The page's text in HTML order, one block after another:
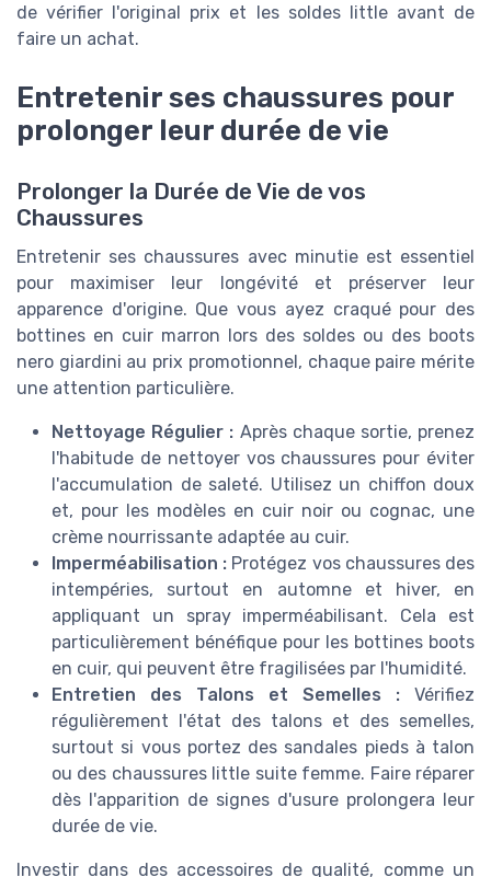
de vérifier l'original prix et les soldes little avant de
faire un achat.
Entretenir ses chaussures pour
prolonger leur durée de vie
Prolonger la Durée de Vie de vos
Chaussures
Entretenir ses chaussures avec minutie est essentiel
pour maximiser leur longévité et préserver leur
apparence d'origine. Que vous ayez craqué pour des
bottines en cuir marron lors des soldes ou des boots
nero giardini au prix promotionnel, chaque paire mérite
une attention particulière.
Nettoyage Régulier : Après chaque sortie, prenez
l'habitude de nettoyer vos chaussures pour éviter
l'accumulation de saleté. Utilisez un chiffon doux
et, pour les modèles en cuir noir ou cognac, une
crème nourrissante adaptée au cuir.
Imperméabilisation : Protégez vos chaussures des
intempéries, surtout en automne et hiver, en
appliquant un spray imperméabilisant. Cela est
particulièrement bénéfique pour les bottines boots
en cuir, qui peuvent être fragilisées par l'humidité.
Entretien des Talons et Semelles : Vérifiez
régulièrement l'état des talons et des semelles,
surtout si vous portez des sandales pieds à talon
ou des chaussures little suite femme. Faire réparer
dès l'apparition de signes d'usure prolongera leur
durée de vie.
Investir dans des accessoires de qualité, comme un